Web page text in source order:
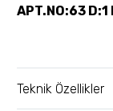
APT.NO:63 D:1
Teknik Özellikler